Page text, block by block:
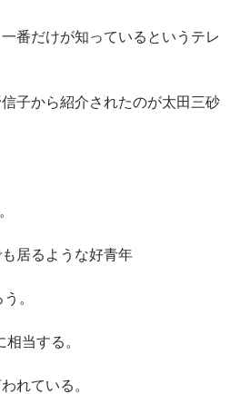
番だけが知っているというテレ
子から紹介されたのが太田三砂
居るような好青年
。
当する。
れている。